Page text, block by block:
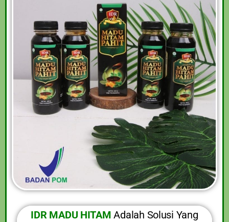
IDR MADU HITAM Adalah Solusi Yang